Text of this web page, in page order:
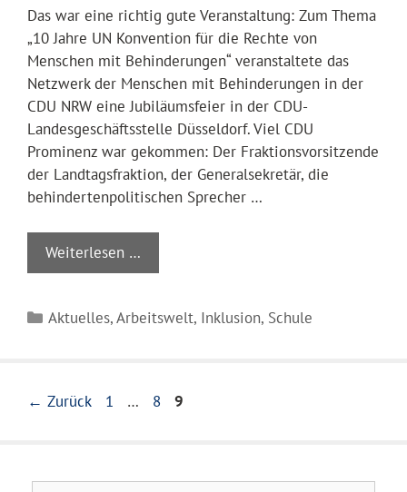
Das war eine richtig gute Veranstaltung: Zum Thema
„10 Jahre UN Konvention für die Rechte von
Menschen mit Behinderungen“ veranstaltete das
Netzwerk der Menschen mit Behinderungen in der
CDU NRW eine Jubiläumsfeier in der CDU-
Landesgeschäftsstelle Düsseldorf. Viel CDU
Prominenz war gekommen: Der Fraktionsvorsitzende
der Landtagsfraktion, der Generalsekretär, die
behindertenpolitischen Sprecher …
Weiterlesen …
Kategorien
Aktuelles,Arbeitswelt, Inklusion, Schule
← Zurück Seite
1 … Seite
8 Seite
9